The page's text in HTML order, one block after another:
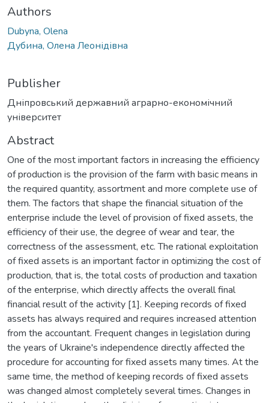
Authors
Dubyna, Olena
Дубина, Олена Леонідівна
Publisher
Дніпровський державний аграрно-економічний
університет
Abstract
One of the most important factors in increasing the efficiency
of production is the provision of the farm with basic means in
the required quantity, assortment and more complete use of
them. The factors that shape the financial situation of the
enterprise include the level of provision of fixed assets, the
efficiency of their use, the degree of wear and tear, the
correctness of the assessment, etc. The rational exploitation
of fixed assets is an important factor in optimizing the cost of
production, that is, the total costs of production and taxation
of the enterprise, which directly affects the overall final
financial result of the activity [1]. Keeping records of fixed
assets has always required and requires increased attention
from the accountant. Frequent changes in legislation during
the years of Ukraine's independence directly affected the
procedure for accounting for fixed assets many times. At the
same time, the method of keeping records of fixed assets
was changed almost completely several times. Changes in